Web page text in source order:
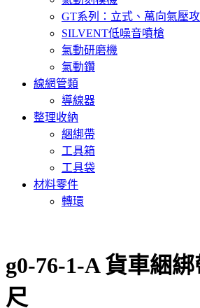
GT系列：立式、萬向氣壓
SILVENT低噪音噴槍
氣動研磨機
氣動鑽
線網管類
導線器
整理收納
綑綁帶
工具箱
工具袋
材料零件
轉環
g0-76-1-A 貨車綑綁
尺